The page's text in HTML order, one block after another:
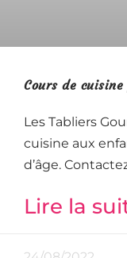
Cours de
Les Tabliers
cuisine aux
d’âge.
Lire la